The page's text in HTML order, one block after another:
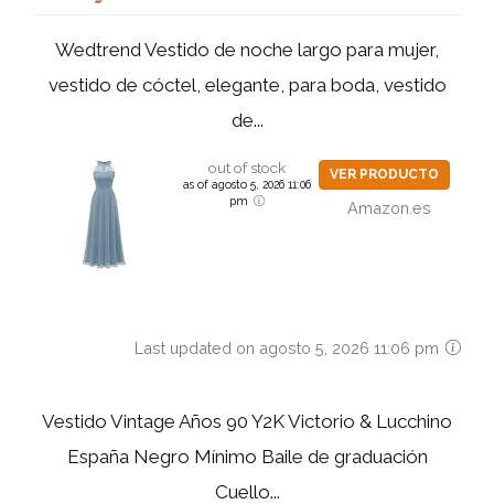
Wedtrend Vestido de noche largo para mujer,
vestido de cóctel, elegante, para boda, vestido
de...
out of stock
as of agosto 5, 2026 11:06
pm
VER PRODUCTO
Amazon.es
Last updated on agosto 5, 2026 11:06 pm
Vestido Vintage Años 90 Y2K Victorio & Lucchino
España Negro Mínimo Baile de graduación
Cuello...